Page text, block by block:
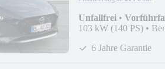
Unfallfrei •
103 kW (140 PS) •
6 Jahre Garantie